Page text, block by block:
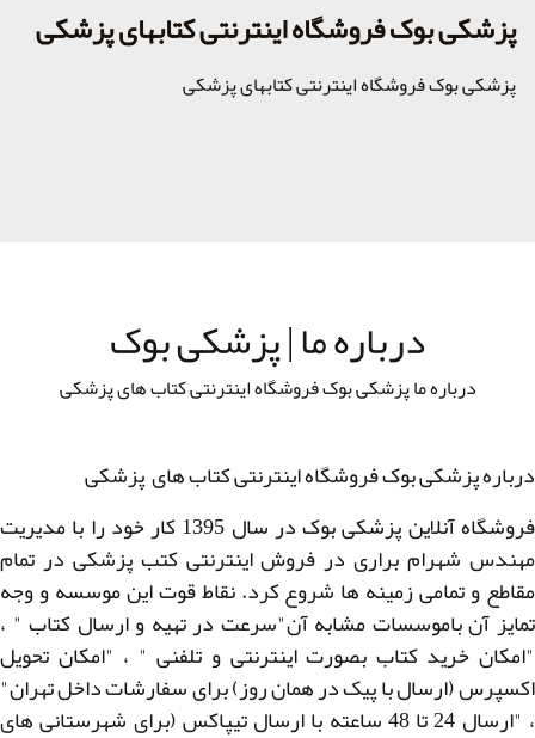
پزشکی بوک فروشگاه اینترنتی کتابهای پزشکی
پزشکی بوک فروشگاه اینترنتی کتابهای پزشکی
درباره ما | پزشکی بوک
درباره ما پزشکی بوک فروشگاه اینترنتی کتاب های پزشکی
درباره پزشکی بوک فروشگاه اینترنتی کتاب های پزشکی
فروشگاه آنلاین پزشکی بوک در سال 1395 کار خود را با مدیریت
مهندس شهرام براری در فروش اینترنتی کتب پزشکی در تمام
مقاطع و تمامی زمینه ها شروع کرد. نقاط قوت این موسسه و وجه
تمایز آن باموسسات مشابه آن"سرعت در تهیه و ارسال کتاب " ،
"امکان خرید کتاب بصورت اینترنتی و تلفنی " ، "امکان تحویل
اکسپرس (ارسال با پیک در همان روز) برای سفارشات داخل تهران"
، "ارسال 24 تا 48 ساعته با ارسال تیپاکس (برای شهرستانی های